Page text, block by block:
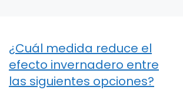
¿Cuál medida reduce el
efecto invernadero entre
las siguientes opciones?